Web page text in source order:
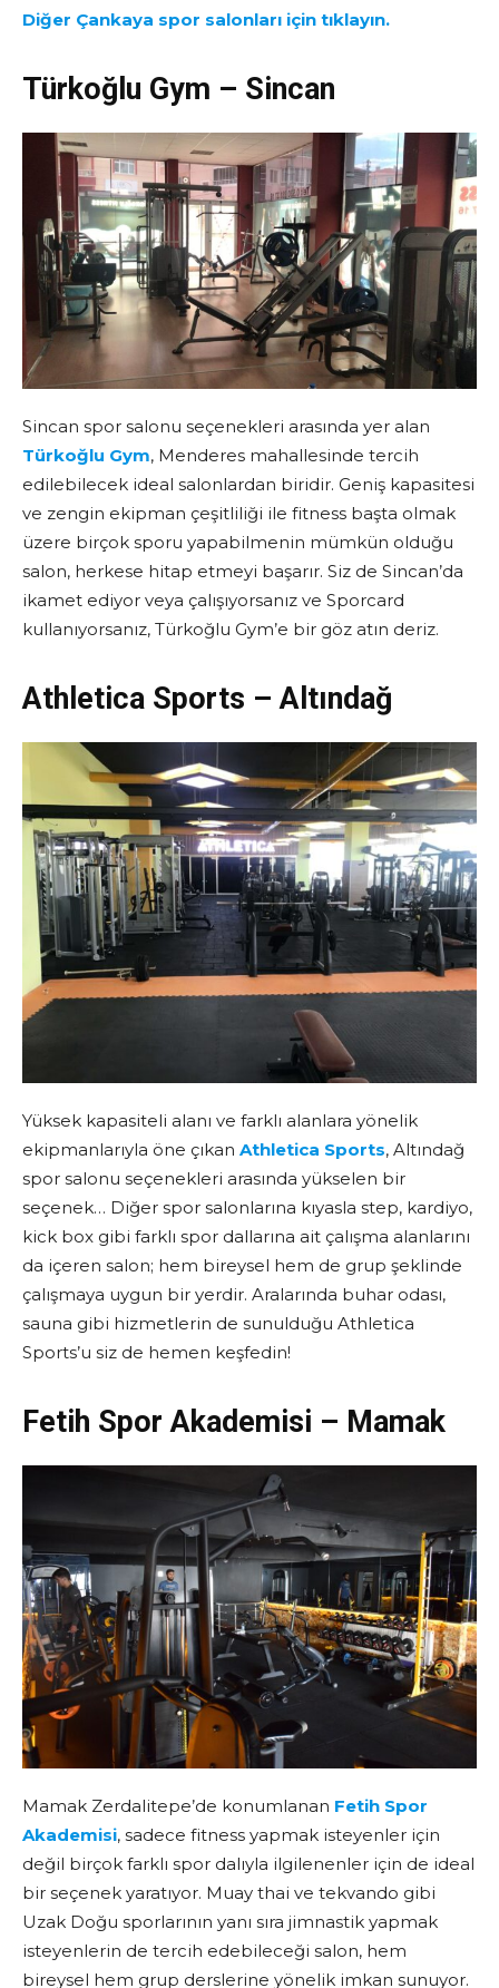
Diğer Çankaya spor salonları için tıklayın.
Türkoğlu Gym – Sincan
Sincan spor salonu seçenekleri arasında yer alan
Türkoğlu Gym, Menderes mahallesinde tercih
edilebilecek ideal salonlardan biridir. Geniş kapasitesi
ve zengin ekipman çeşitliliği ile fitness başta olmak
üzere birçok sporu yapabilmenin mümkün olduğu
salon, herkese hitap etmeyi başarır. Siz de Sincan’da
ikamet ediyor veya çalışıyorsanız ve Sporcard
kullanıyorsanız, Türkoğlu Gym’e bir göz atın deriz.
Athletica Sports – Altındağ
Yüksek kapasiteli alanı ve farklı alanlara yönelik
ekipmanlarıyla öne çıkan Athletica Sports, Altındağ
spor salonu seçenekleri arasında yükselen bir
seçenek… Diğer spor salonlarına kıyasla step, kardiyo,
kick box gibi farklı spor dallarına ait çalışma alanlarını
da içeren salon; hem bireysel hem de grup şeklinde
çalışmaya uygun bir yerdir. Aralarında buhar odası,
sauna gibi hizmetlerin de sunulduğu Athletica
Sports’u siz de hemen keşfedin!
Fetih Spor Akademisi – Mamak
Mamak Zerdalitepe’de konumlanan Fetih Spor
Akademisi, sadece fitness yapmak isteyenler için
değil birçok farklı spor dalıyla ilgilenenler için de ideal
bir seçenek yaratıyor. Muay thai ve tekvando gibi
Uzak Doğu sporlarının yanı sıra jimnastik yapmak
isteyenlerin de tercih edebileceği salon, hem
bireysel hem grup derslerine yönelik imkan sunuyor.